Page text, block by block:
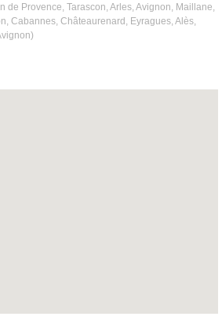
de Provence, Tarascon, Arles, Avignon, Maillane,
Cabannes, Châteaurenard, Eyragues, Alès,